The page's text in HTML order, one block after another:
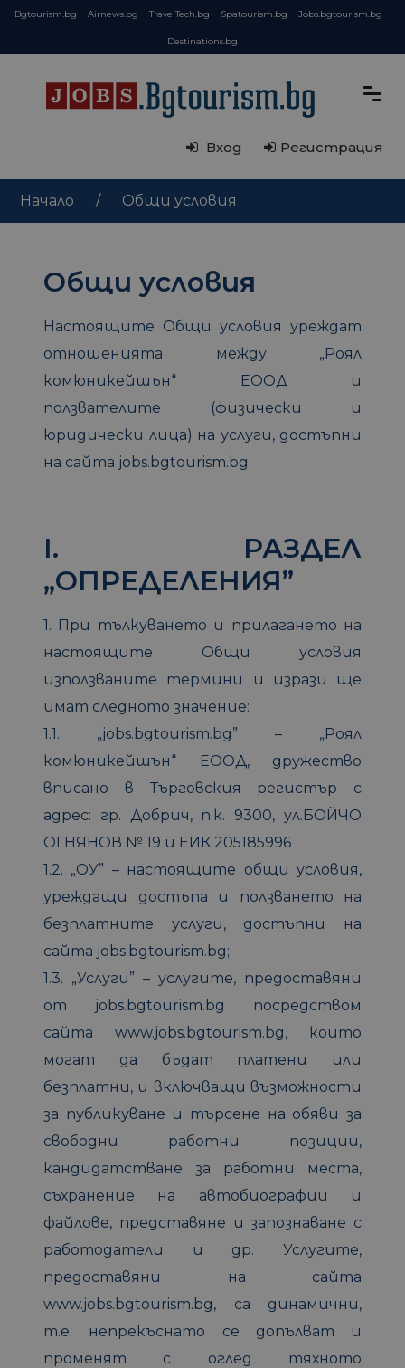
Bgtourism.bg Airnews.bg TravelTech.bg Spatourism.bg Jobs.bgtourism.bg
Destinations.bg
Вход Регистрация
Начало Общи условия
Общи условия
Настоящите Общи условия уреждат
отношенията между „Роял
комюникейшън“ ЕООД и
ползвателите (физически и
юридически лица) на услуги, достъпни
на сайта jobs.bgtourism.bg
I. РАЗДЕЛ
„ОПРЕДЕЛЕНИЯ”
1. При тълкуването и прилагането на
настоящите Общи условия
използваните термини и изрази ще
имат следното значение:
1.1. „jobs.bgtourism.bg” – „Роял
комюникейшън“ ЕООД, дружество
вписано в Търговския регистър с
адрес: гр. Добрич, п.к. 9300, ул.БОЙЧО
ОГНЯНОВ № 19 и ЕИК 205185996
1.2. „ОУ” – настоящите общи условия,
уреждащи достъпа и ползването на
безплатните услуги, достъпни на
сайта jobs.bgtourism.bg;
1.3. „Услуги” – услугите, предоставяни
от jobs.bgtourism.bg посредством
сайта www.jobs.bgtourism.bg, които
могат да бъдат платени или
безплатни, и включващи възможности
за публикуване и търсене на обяви за
свободни работни позиции,
кандидатстване за работни места,
съхранение на автобиографии и
файлове, представяне и запознаване с
работодатели и др. Услугите,
предоставяни на сайта
www.jobs.bgtourism.bg, са динамични,
т.е. непрекъснато се допълват и
променят с оглед тяхното